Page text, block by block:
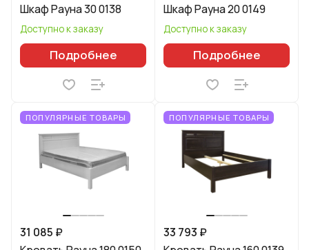
Шкаф Рауна 30 0138
Доступно к заказу
Подробнее
Шкаф Рауна 20 0149
Доступно к заказу
Подробнее
ПОПУЛЯРНЫЕ ТОВАРЫ
31 085 ₽
ПОПУЛЯРНЫЕ ТОВАРЫ
33 793 ₽